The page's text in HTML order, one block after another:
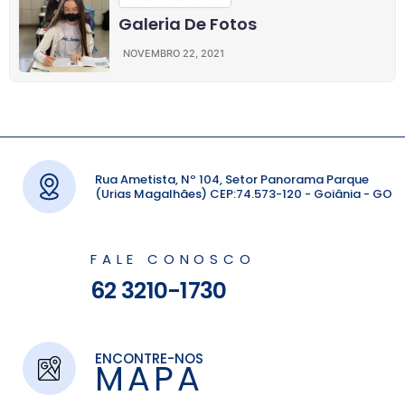
Galeria De Fotos
NOVEMBRO 22, 2021
Rua Ametista, Nº 104, Setor Panorama Parque
(Urias Magalhães) CEP:74.573-120 - Goiânia - GO
FALE CONOSCO
62 3210-1730
MAPA
ENCONTRE-NOS